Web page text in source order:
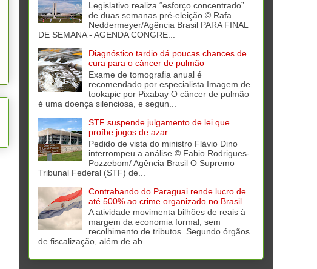
Legislativo realiza “esforço concentrado”
de duas semanas pré-eleição © Rafa
Neddermeyer/Agência Brasil PARA FINAL
DE SEMANA - AGENDA CONGRE...
Diagnóstico tardio dá poucas chances de
cura para o câncer de pulmão
Exame de tomografia anual é
recomendado por especialista Imagem de
tookapic por Pixabay O câncer de pulmão
é uma doença silenciosa, e segun...
STF suspende julgamento de lei que
proíbe jogos de azar
Pedido de vista do ministro Flávio Dino
interrompeu a análise © Fabio Rodrigues-
Pozzebom/ Agência Brasil O Supremo
Tribunal Federal (STF) de...
Contrabando do Paraguai rende lucro de
até 500% ao crime organizado no Brasil
A atividade movimenta bilhões de reais à
margem da economia formal, sem
recolhimento de tributos. Segundo órgãos
de fiscalização, além de ab...